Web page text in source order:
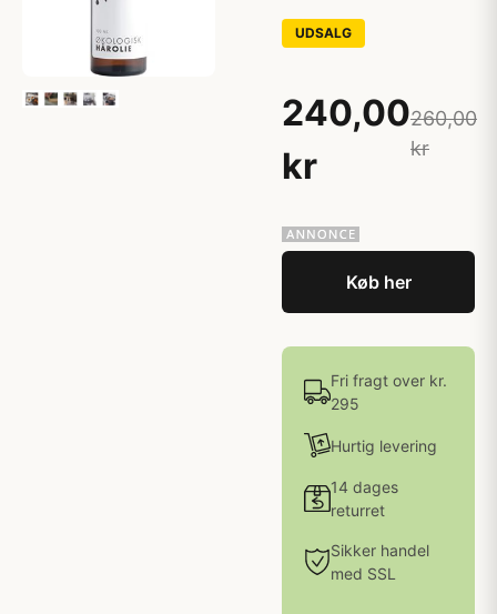
UDSALG
240,00
kr
260,00
kr
Køb her
Fri fragt over kr.
295
Hurtig levering
14 dages
returret
Sikker handel
med SSL